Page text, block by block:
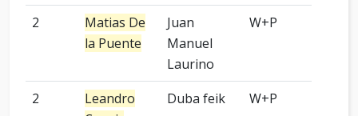
2
Matias De
la Puente
Juan
Manuel
Laurino
W+P
2
Leandro
Duba feik W+P